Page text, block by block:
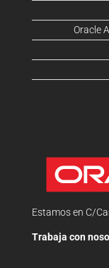
Oracle
Estamos en C/
Trabaja con